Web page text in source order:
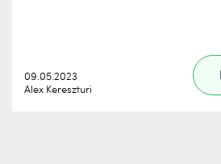
09.05.2023
Alex Kereszturi